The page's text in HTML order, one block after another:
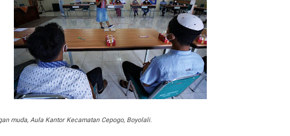
muda, Aula Kantor Kecamatan Cepogo, Boyolali.